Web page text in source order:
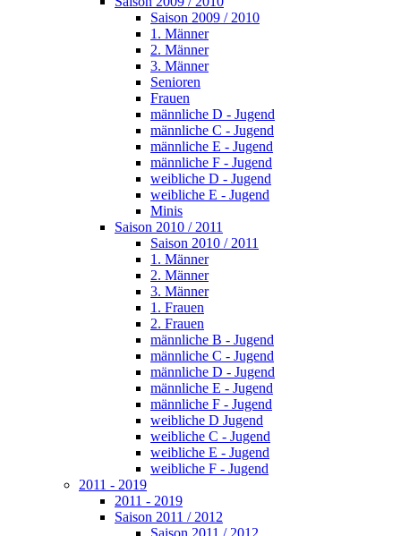
Saison 2009 / 2010
1. Männer
2. Männer
3. Männer
Senioren
Frauen
männliche D - Jugend
männliche C - Jugend
männliche E - Jugend
männliche F - Jugend
weibliche D - Jugend
weibliche E - Jugend
Minis
Saison 2010 / 2011
Saison 2010 / 2011
1. Männer
2. Männer
3. Männer
1. Frauen
2. Frauen
männliche B - Jugend
männliche C - Jugend
männliche D - Jugend
männliche E - Jugend
männliche F - Jugend
weibliche D Jugend
weibliche C - Jugend
weibliche E - Jugend
weibliche F - Jugend
2011 - 2019
2011 - 2019
Saison 2011 / 2012